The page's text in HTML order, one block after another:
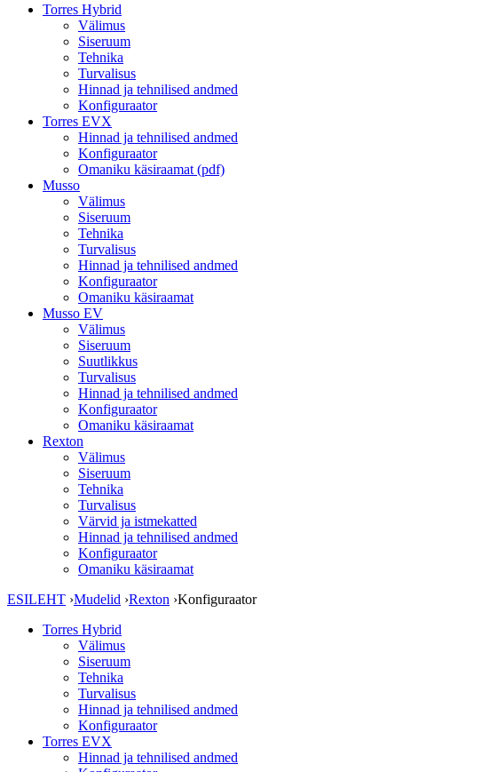
Torres Hybrid
Välimus
Siseruum
Tehnika
Turvalisus
Hinnad ja tehnilised andmed
Konfiguraator
Torres EVX
Hinnad ja tehnilised andmed
Konfiguraator
Omaniku käsiraamat (pdf)
Musso
Välimus
Siseruum
Tehnika
Turvalisus
Hinnad ja tehnilised andmed
Konfiguraator
Omaniku käsiraamat
Musso EV
Välimus
Siseruum
Suutlikkus
Turvalisus
Hinnad ja tehnilised andmed
Konfiguraator
Omaniku käsiraamat
Rexton
Välimus
Siseruum
Tehnika
Turvalisus
Värvid ja istmekatted
Hinnad ja tehnilised andmed
Konfiguraator
Omaniku käsiraamat
ESILEHT ›Mudelid ›Rexton ›Konfiguraator
Torres Hybrid
Välimus
Siseruum
Tehnika
Turvalisus
Hinnad ja tehnilised andmed
Konfiguraator
Torres EVX
Hinnad ja tehnilised andmed